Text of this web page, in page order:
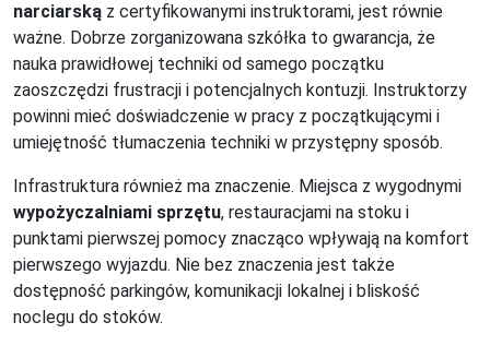
narciarską z certyfikowanymi instruktorami, jest równie
ważne. Dobrze zorganizowana szkółka to gwarancja, że
nauka prawidłowej techniki od samego początku
zaoszczędzi frustracji i potencjalnych kontuzji. Instruktorzy
powinni mieć doświadczenie w pracy z początkującymi i
umiejętność tłumaczenia techniki w przystępny sposób.
Infrastruktura również ma znaczenie. Miejsca z wygodnymi
wypożyczalniami sprzętu, restauracjami na stoku i
punktami pierwszej pomocy znacząco wpływają na komfort
pierwszego wyjazdu. Nie bez znaczenia jest także
dostępność parkingów, komunikacji lokalnej i bliskość
noclegu do stoków.